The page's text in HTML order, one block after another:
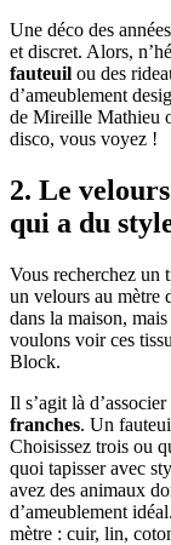
Une déco des
et discret. Alors,
fauteuil ou des
d’ameublement
de Mireille Mathieu
disco, vous voyez !
2. Le
qui a du
Vous recherchez un
un velours au mètre
dans la maison,
voulons voir ces
Block.
Il s’agit là
franches. Un
Choisissez trois ou
quoi tapisser avec
avez des animaux
d’ameublement
mètre : cuir, lin,